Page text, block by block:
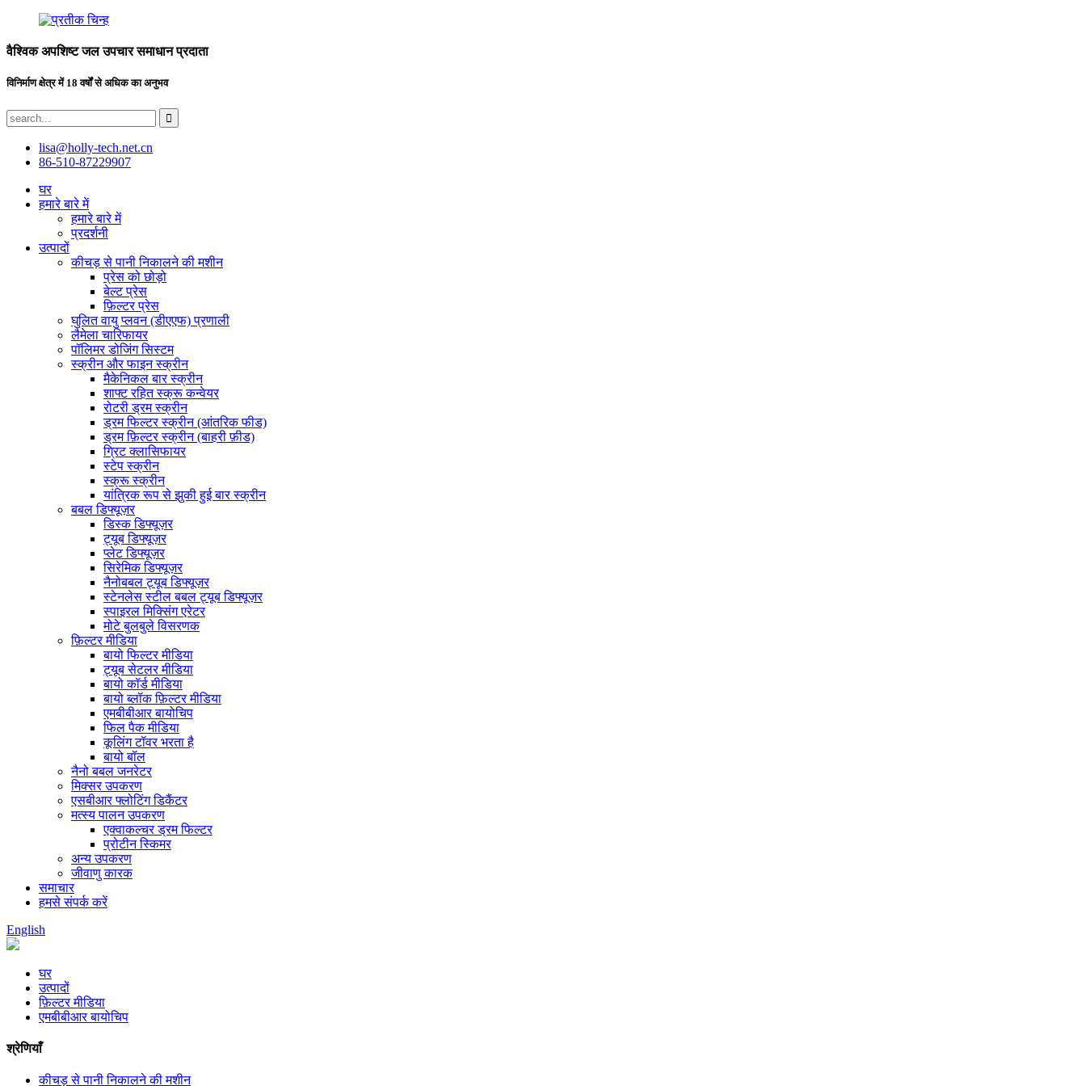
वैश्विक अपशिष्ट जल उपचार समाधान प्रदाता
विनिर्माण क्षेत्र में 18 वर्षों से अधिक का अनुभव
lisa@holly-tech.net.cn
86-510-87229907
घर
हमारे बारे में
हमारे बारे में
प्रदर्शनी
उत्पादों
कीचड़ से पानी निकालने की मशीन
प्रेस को छोड़ो
बेल्ट प्रेस
फ़िल्टर प्रेस
घुलित वायु प्लवन (डीएएफ) प्रणाली
लैमेला चारिफायर
पॉलिमर डोजिंग सिस्टम
स्क्रीन और फाइन स्क्रीन
मैकेनिकल बार स्क्रीन
शाफ्ट रहित स्क्रू कन्वेयर
रोटरी ड्रम स्क्रीन
ड्रम फिल्टर स्क्रीन (आंतरिक फीड)
ड्रम फ़िल्टर स्क्रीन (बाहरी फ़ीड)
ग्रिट क्लासिफायर
स्टेप स्क्रीन
स्क्रू स्क्रीन
यांत्रिक रूप से झुकी हुई बार स्क्रीन
बबल डिफ्यूज़र
डिस्क डिफ्यूज़र
ट्यूब डिफ्यूज़र
प्लेट डिफ्यूज़र
सिरेमिक डिफ्यूज़र
नैनोबबल ट्यूब डिफ्यूज़र
स्टेनलेस स्टील बबल ट्यूब डिफ्यूज़र
स्पाइरल मिक्सिंग एरेटर
मोटे बुलबुले विसरणक
फ़िल्टर मीडिया
बायो फिल्टर मीडिया
ट्यूब सेटलर मीडिया
बायो कॉर्ड मीडिया
बायो ब्लॉक फ़िल्टर मीडिया
एमबीबीआर बायोचिप
फिल पैक मीडिया
कूलिंग टॉवर भरता है
बायो बॉल
नैनो बबल जनरेटर
मिक्सर उपकरण
एसबीआर फ्लोटिंग डिकैंटर
मत्स्य पालन उपकरण
एक्वाकल्चर ड्रम फिल्टर
प्रोटीन स्किमर
अन्य उपकरण
जीवाणु कारक
समाचार
हमसे संपर्क करें
English
घर
उत्पादों
फ़िल्टर मीडिया
एमबीबीआर बायोचिप
श्रेणियाँ
कीचड़ से पानी निकालने की मशीन